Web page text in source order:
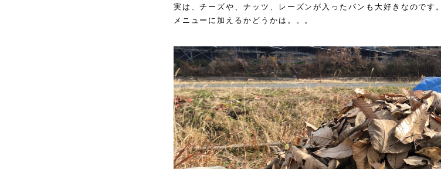
実は、チーズや、ナッツ、レーズンが入ったパンも大好きなのです。
メニューに加えるかどうかは。。。